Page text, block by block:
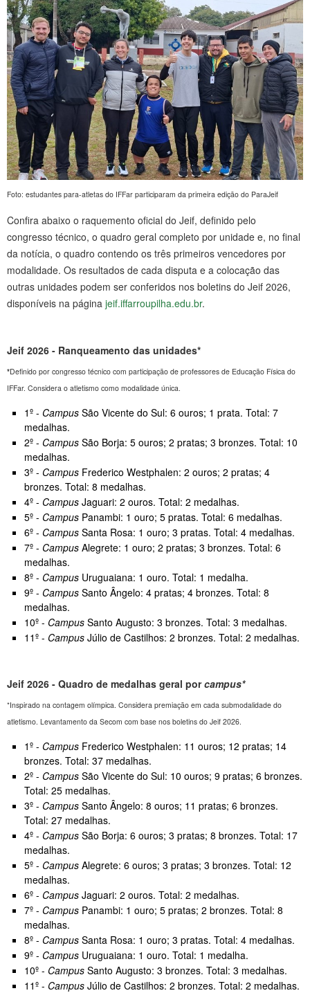
Foto: estudantes para-atletas do IFFar participaram da primeira edição do ParaJeif
Confira abaixo o raquemento oficial do Jeif, definido pelo
congresso técnico, o quadro geral completo por unidade e, no final
da notícia, o quadro contendo os três primeiros vencedores por
modalidade. Os resultados de cada disputa e a colocação das
outras unidades podem ser conferidos nos boletins do Jeif 2026,
disponíveis na página jeif.iffarroupilha.edu.br.
Jeif 2026 - Ranqueamento das unidades*
*Definido por congresso técnico com participação de professores de Educação Física do
IFFar. Considera o atletismo como modalidade única.
1º - Campus São Vicente do Sul: 6 ouros; 1 prata. Total: 7
medalhas.
2º - Campus São Borja: 5 ouros; 2 pratas; 3 bronzes. Total: 10
medalhas.
3º - Campus Frederico Westphalen: 2 ouros; 2 pratas; 4
bronzes. Total: 8 medalhas.
4º - Campus Jaguari: 2 ouros. Total: 2 medalhas.
5º - Campus Panambi: 1 ouro; 5 pratas. Total: 6 medalhas.
6º - Campus Santa Rosa: 1 ouro; 3 pratas. Total: 4 medalhas.
7º - Campus Alegrete: 1 ouro; 2 pratas; 3 bronzes. Total: 6
medalhas.
8º - Campus Uruguaiana: 1 ouro. Total: 1 medalha.
9º - Campus Santo Ângelo: 4 pratas; 4 bronzes. Total: 8
medalhas.
10º - Campus Santo Augusto: 3 bronzes. Total: 3 medalhas.
11º - Campus Júlio de Castilhos: 2 bronzes. Total: 2 medalhas.
Jeif 2026 - Quadro de medalhas geral porcampus*
*Inspirado na contagem olímpica. Considera premiação em cada submodalidade do
atletismo. Levantamento da Secom com base nos boletins do Jeif 2026.
1º - Campus Frederico Westphalen: 11 ouros; 12 pratas; 14
bronzes. Total: 37 medalhas.
2º - Campus São Vicente do Sul: 10 ouros; 9 pratas; 6 bronzes.
Total: 25 medalhas.
3º - Campus Santo Ângelo: 8 ouros; 11 pratas; 6 bronzes.
Total: 27 medalhas.
4º - Campus São Borja: 6 ouros; 3 pratas; 8 bronzes. Total: 17
medalhas.
5º - Campus Alegrete: 6 ouros; 3 pratas; 3 bronzes. Total: 12
medalhas.
6º - Campus Jaguari: 2 ouros. Total: 2 medalhas.
7º - Campus Panambi: 1 ouro; 5 pratas; 2 bronzes. Total: 8
medalhas.
8º - Campus Santa Rosa: 1 ouro; 3 pratas. Total: 4 medalhas.
9º - Campus Uruguaiana: 1 ouro. Total: 1 medalha.
10º - Campus Santo Augusto: 3 bronzes. Total: 3 medalhas.
11º - Campus Júlio de Castilhos: 2 bronzes. Total: 2 medalhas.